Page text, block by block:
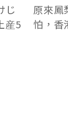
じ
産5
原來鳳
怕，香